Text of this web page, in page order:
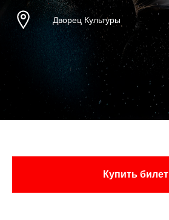
Дворец Культуры
Купить билет